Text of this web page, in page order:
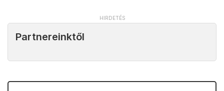
Partnereinktől